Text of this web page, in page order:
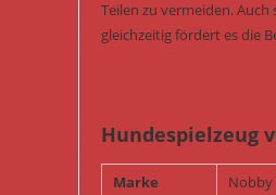
Teilen zu vermeiden.
gleichzeitig fördert es die
Hundespielzeug
Marke
Nobby